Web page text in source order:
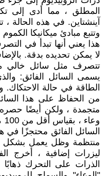
المطلق ، مما أدى إلى
آينشتاين. في هذه الحالة
وتتبع مبادئ ميكانيكا
هذا يعني أنها تبدأ في
لا يمكن تحديده بدقة.
تتصرف مثل سائل خالي
يسمى السائل الفائق:
الطاقة في حالة
من الحفاظ على هذا
متجمدة ، ولكن أيضًا
السائل الفائق محتجزًا في
منتظمة وظل يعمل بشكل
ليزرات إضافية ، أخرج
الذرات على التحرك ذهابًا